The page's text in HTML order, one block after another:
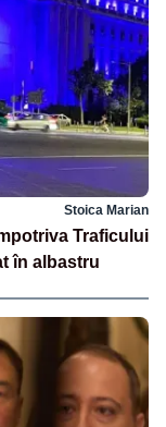
Stoica Marian
Traficului
în albastru